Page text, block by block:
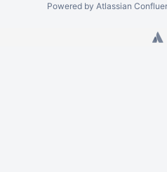
Powered by Atlassian